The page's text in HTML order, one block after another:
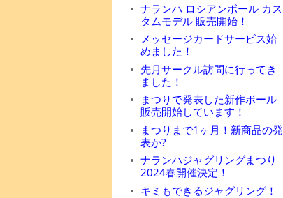
ナランハ ロシアンボール カス
タムモデル 販売開始！
メッセージカードサービス始
めました！
先月サークル訪問に行ってき
ました！
まつりで発表した新作ボール
販売開始しています！
まつりまで1ヶ月！新商品の発
表か?
ナランハジャグリングまつり
2024春開催決定！
キミもできるジャグリング！